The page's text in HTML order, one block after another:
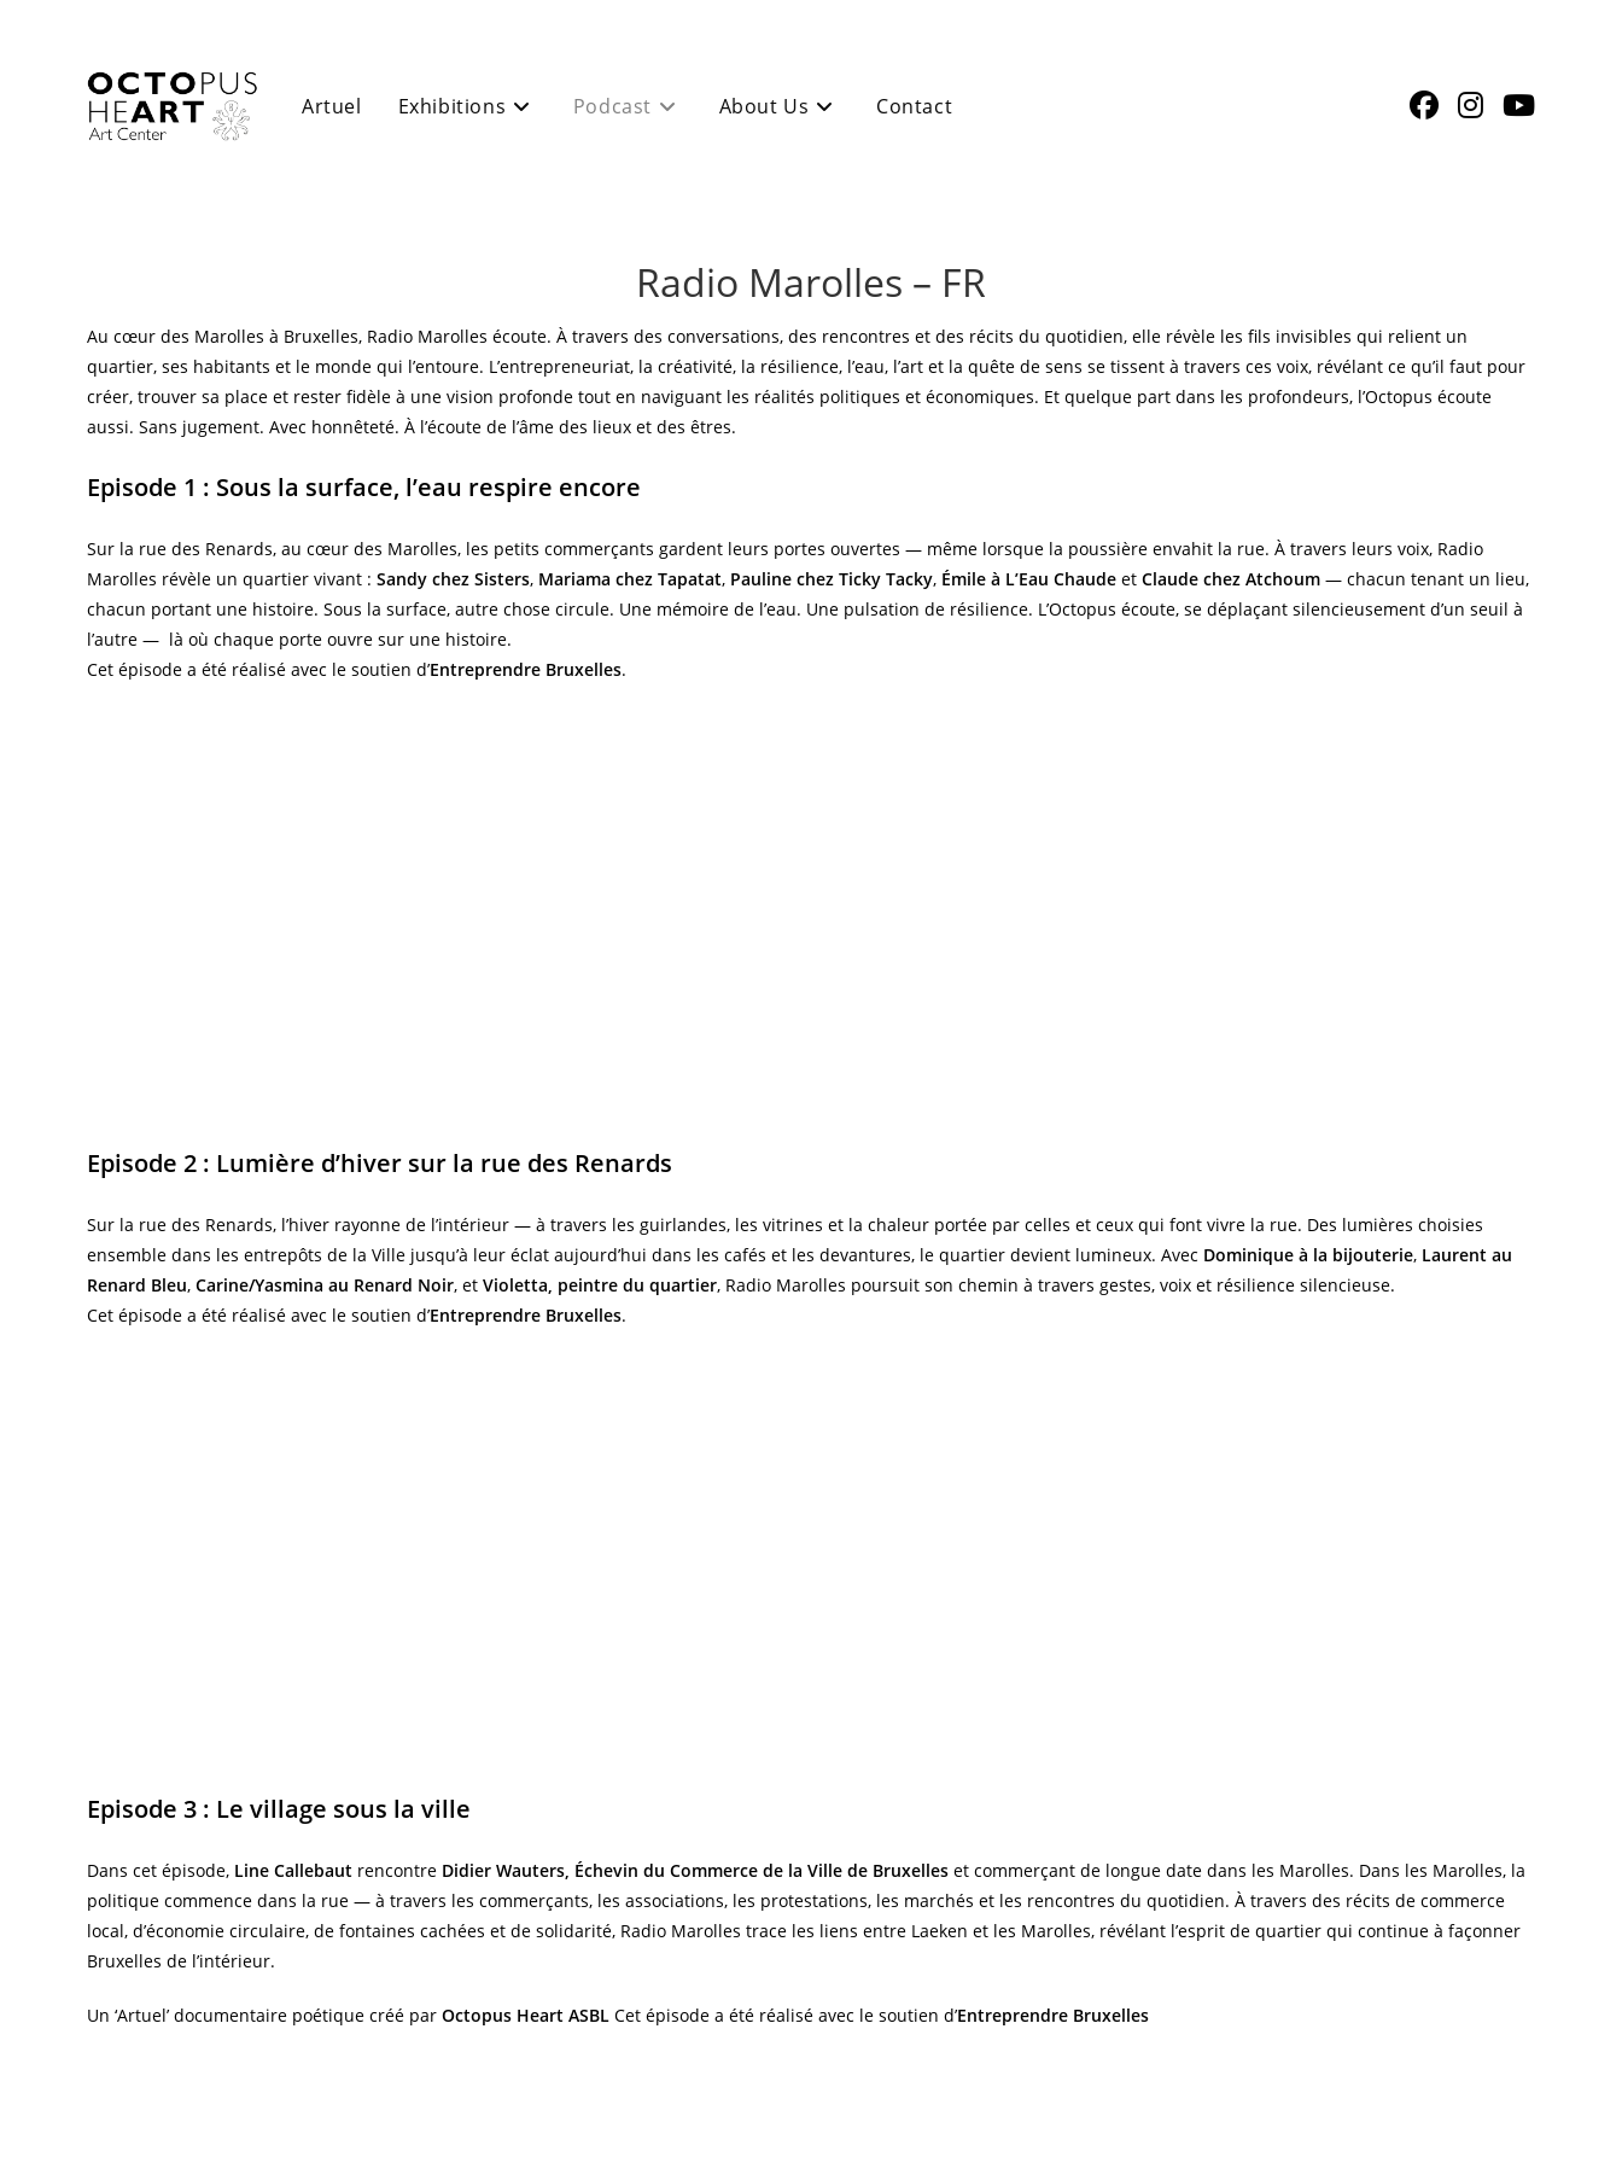
Artuel Exhibitions Podcast About Us Contact
Radio Marolles – FR
Au cœur des Marolles à Bruxelles, Radio Marolles écoute. À travers des conversations, des rencontres et des récits du quotidien, elle révèle les fils invisibles qui relient un
quartier, ses habitants et le monde qui l’entoure. L’entrepreneuriat, la créativité, la résilience, l’eau, l’art et la quête de sens se tissent à travers ces voix, révélant ce qu’il faut pour
créer, trouver sa place et rester fidèle à une vision profonde tout en naviguant les réalités politiques et économiques. Et quelque part dans les profondeurs, l’Octopus écoute
aussi. Sans jugement. Avec honnêteté. À l’écoute de l’âme des lieux et des êtres.
Episode 1 : Sous la surface, l’eau respire encore
Sur la rue des Renards, au cœur des Marolles, les petits commerçants gardent leurs portes ouvertes — même lorsque la poussière envahit la rue. À travers leurs voix, Radio
Marolles révèle un quartier vivant : Sandy chez Sisters, Mariama chez Tapatat, Pauline chez Ticky Tacky, Émile à L’Eau Chaude et Claude chez Atchoum — chacun tenant un lieu,
chacun portant une histoire. Sous la surface, autre chose circule. Une mémoire de l’eau. Une pulsation de résilience. L’Octopus écoute, se déplaçant silencieusement d’un seuil à
l’autre — là où chaque porte ouvre sur une histoire.
Cet épisode a été réalisé avec le soutien d’Entreprendre Bruxelles.
Episode 2 : Lumière d’hiver sur la rue des Renards
Sur la rue des Renards, l’hiver rayonne de l’intérieur — à travers les guirlandes, les vitrines et la chaleur portée par celles et ceux qui font vivre la rue. Des lumières choisies
ensemble dans les entrepôts de la Ville jusqu’à leur éclat aujourd’hui dans les cafés et les devantures, le quartier devient lumineux. Avec Dominique à la bijouterie, Laurent au
Renard Bleu, Carine/Yasmina au Renard Noir, et Violetta, peintre du quartier, Radio Marolles poursuit son chemin à travers gestes, voix et résilience silencieuse.
Cet épisode a été réalisé avec le soutien d’Entreprendre Bruxelles.
Episode 3 : Le village sous la ville
Dans cet épisode, Line Callebaut rencontre Didier Wauters, Échevin du Commerce de la Ville de Bruxelles et commerçant de longue date dans les Marolles. Dans les Marolles, la
politique commence dans la rue — à travers les commerçants, les associations, les protestations, les marchés et les rencontres du quotidien. À travers des récits de commerce
local, d’économie circulaire, de fontaines cachées et de solidarité, Radio Marolles trace les liens entre Laeken et les Marolles, révélant l’esprit de quartier qui continue à façonner
Bruxelles de l’intérieur.
Un ‘Artuel’ documentaire poétique créé par Octopus Heart ASBL Cet épisode a été réalisé avec le soutien d’Entreprendre Bruxelles